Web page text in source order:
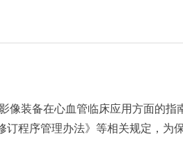
像装备在心血管临床应用方面的
订程序管理办法》等相关规定，